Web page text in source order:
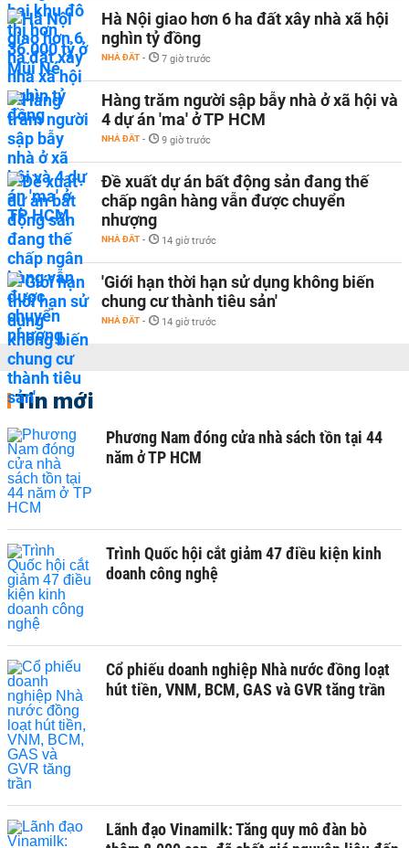
Hà Nội giao hơn 6 ha đất xây nhà xã hội
nghìn tỷ đồng
NHÀ ĐẤT - 7 giờ trước
Hàng trăm người sập bẫy nhà ở xã hội và
4 dự án 'ma' ở TP HCM
NHÀ ĐẤT - 9 giờ trước
Đề xuất dự án bất động sản đang thế
chấp ngân hàng vẫn được chuyển
nhượng
NHÀ ĐẤT - 14 giờ trước
'Giới hạn thời hạn sử dụng không biến
chung cư thành tiêu sản'
NHÀ ĐẤT - 14 giờ trước
Tin mới
Phương Nam đóng cửa nhà sách tồn tại 44
năm ở TP HCM
Trình Quốc hội cắt giảm 47 điều kiện kinh
doanh công nghệ
Cổ phiếu doanh nghiệp Nhà nước đồng loạt
hút tiền, VNM, BCM, GAS và GVR tăng trần
Lãnh đạo Vinamilk: Tăng quy mô đàn bò